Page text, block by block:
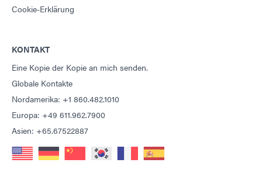
Cookie-Erklärung
KONTAKT
Eine Kopie der Kopie an mich senden.
Globale Kontakte
Nordamerika: +1 860.482.1010
Europa: +49 611.962.7900
Asien: +65.67522887